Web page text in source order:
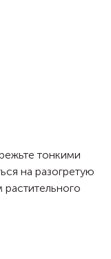
тонкими
на разогретую